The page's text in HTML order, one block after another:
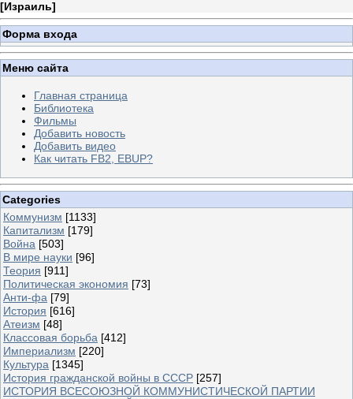
[Израиль]
Форма входа
Меню сайта
Главная страница
Библиотека
Фильмы
Добавить новость
Добавить видео
Как читать FB2, EBUP?
Categories
Коммунизм [1133]
Капитализм [179]
Война [503]
В мире науки [96]
Теория [911]
Политическая экономия [73]
Анти-фа [79]
История [616]
Атеизм [48]
Классовая борьба [412]
Империализм [220]
Культура [1345]
История гражданской войны в СССР [257]
ИСТОРИЯ ВСЕСОЮЗНОЙ КОММУНИСТИЧЕСКОЙ ПАРТИИ